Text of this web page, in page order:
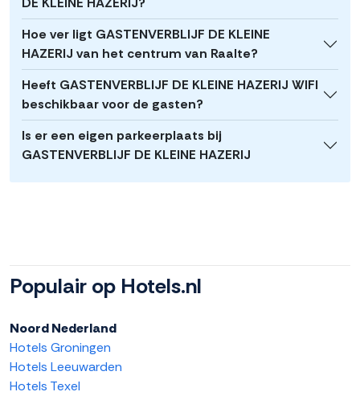
Hoe ver ligt GASTENVERBLIJF DE KLEINE
HAZERIJ van het centrum van Raalte?
Heeft GASTENVERBLIJF DE KLEINE HAZERIJ WIFI
beschikbaar voor de gasten?
Is er een eigen parkeerplaats bij
GASTENVERBLIJF DE KLEINE HAZERIJ
Populair op Hotels.nl
Noord Nederland
Hotels Groningen
Hotels Leeuwarden
Hotels Texel